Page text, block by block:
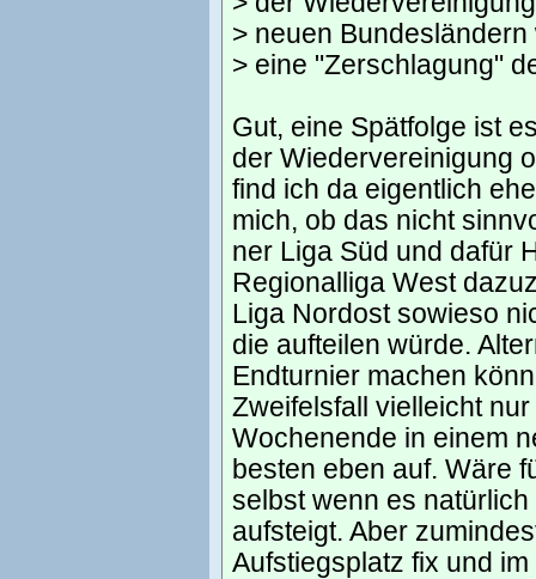
> neuen
> eine "Zerschlagung"
Gut, eine Spätfolge ist
der Wiedervereinigung
find ich da eigentlich
mich, ob das nicht
ner Liga Süd und dafür
Regionalliga West
Liga Nordost sowieso
die aufteilen würde.
Endturnier machen
Zweifelsfall vielleicht
Wochenende in einem
besten eben auf. Wäre
selbst wenn es
aufsteigt. Aber
Aufstiegsplatz fix und